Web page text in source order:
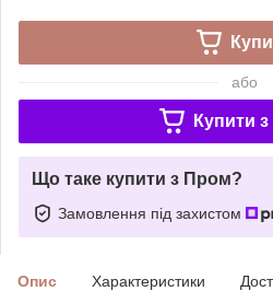
або
Купити з
Що таке купити з Пром?
Замовлення під захистом
Опис Характеристики